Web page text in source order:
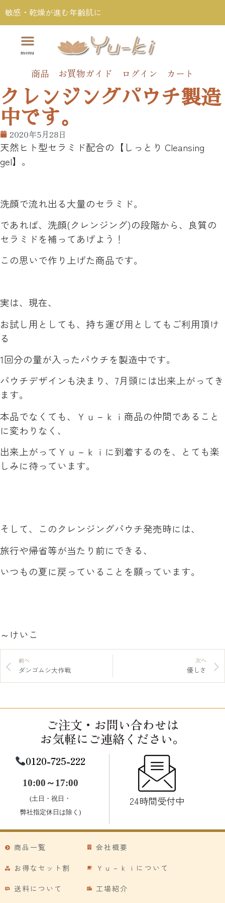
敏感・乾燥が進む年齢肌に
商品 お買物ガイド ログイン カート
クレンジングパウチ製造
中です。
2020年5月28日
天然ヒト型セラミド配合の【しっとり Cleansing
gel】。
洗顔で流れ出る大量のセラミド。
であれば、洗顔(クレンジング)の段階から、良質の
セラミドを補ってあげよう！
この思いで作り上げた商品です。
実は、現在、
お試し用としても、持ち運び用としてもご利用頂け
る
1回分の量が入ったパウチを製造中です。
パウチデザインも決まり、7月頭には出来上がってき
ます。
本品でなくても、Ｙｕ－ｋｉ商品の仲間であること
に変わりなく、
出来上がってＹｕ－ｋｉに到着するのを、とても楽
しみに待っています。
そして、このクレンジングパウチ発売時には、
旅行や帰省等が当たり前にできる、
いつもの夏に戻っていることを願っています。
～けいこ
前へ
ダンゴムシ大作戦
次へ
優しさ
ご注文・お問い合わせは
お気軽にご連絡ください。
0120-725-222
10:00～17:00
(土日・祝日・
弊社指定休日は除く)
24時間受付中
商品一覧
お得なセット割
送料について
会社概要
Ｙｕ－ｋｉについて
工場紹介